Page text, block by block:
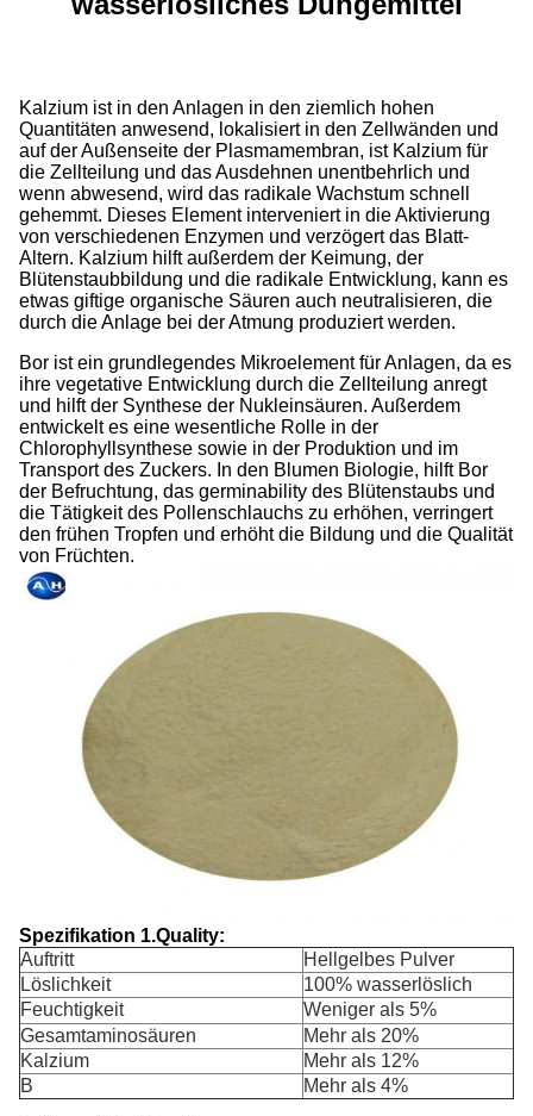
Kalzium ist in den Anlagen in den ziemlich hohen
Quantitäten anwesend, lokalisiert in den Zellwänden und
auf der Außenseite der Plasmamembran, ist Kalzium für
die Zellteilung und das Ausdehnen unentbehrlich und
wenn abwesend, wird das radikale Wachstum schnell
gehemmt. Dieses Element interveniert in die Aktivierung
von verschiedenen Enzymen und verzögert das Blatt-
Altern. Kalzium hilft außerdem der Keimung, der
Blütenstaubbildung und die radikale Entwicklung, kann es
etwas giftige organische Säuren auch neutralisieren, die
durch die Anlage bei der Atmung produziert werden.
Bor ist ein grundlegendes Mikroelement für Anlagen, da es
ihre vegetative Entwicklung durch die Zellteilung anregt
und hilft der Synthese der Nukleinsäuren. Außerdem
entwickelt es eine wesentliche Rolle in der
Chlorophyllsynthese sowie in der Produktion und im
Transport des Zuckers. In den Blumen Biologie, hilft Bor
der Befruchtung, das germinability des Blütenstaubs und
die Tätigkeit des Pollenschlauchs zu erhöhen, verringert
den frühen Tropfen und erhöht die Bildung und die Qualität
von Früchten.
Spezifikation 1.Quality:
Auftritt
Hellgelbes Pulver
Löslichkeit
100% wasserlöslich
Feuchtigkeit
Weniger als 5%
Gesamtaminosäuren
Mehr als 20%
Kalzium
Mehr als 12%
B
Mehr als 4%